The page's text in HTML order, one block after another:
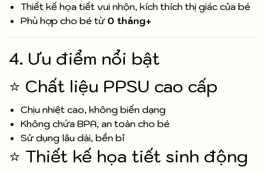
Thiết kế họa tiết vui nhộn, kích thích thị giác của bé
Phù hợp cho bé từ 0 tháng+
4. Ưu điểm nổi bật
⭐ Chất liệu PPSU cao cấp
Chịu nhiệt cao, không biến dạng
Không chứa BPA, an toàn cho bé
Sử dụng lâu dài, bền bỉ
⭐ Thiết kế họa tiết sinh động